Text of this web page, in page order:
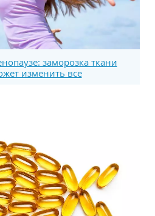
заморозка ткани
изменить все